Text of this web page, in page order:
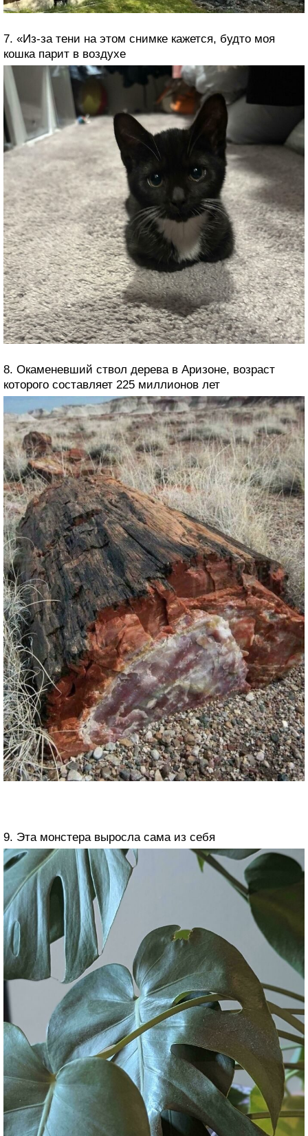
7. «Из-за тени на этом снимке кажется, будто моя
кошка парит в воздухе
8. Окаменевший ствол дерева в Аризоне, возраст
которого составляет 225 миллионов лет
9. Эта монстера выросла сама из себя